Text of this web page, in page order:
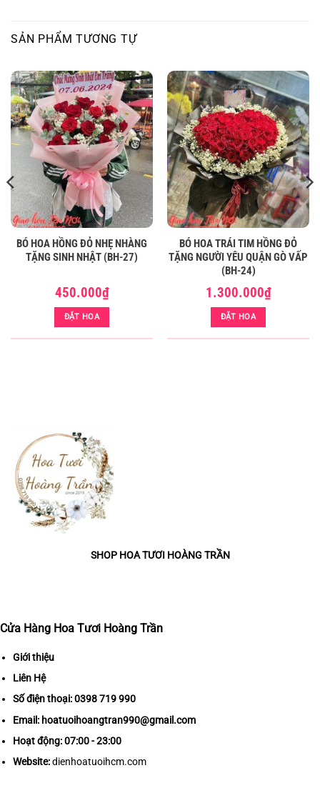
SẢN PHẨM TƯƠNG TỰ
BÓ HOA HỒNG ĐỎ NHẸ NHÀNG
TẶNG SINH NHẬT (BH-27)
450.000₫
ĐẶT HOA
BÓ HOA TRÁI TIM HỒNG ĐỎ
TẶNG NGƯỜI YÊU QUẬN GÒ VẤP
(BH-24)
1.300.000₫
ĐẶT HOA
SHOP HOA TƯƠI HOÀNG TRẦN
Cửa Hàng Hoa Tươi Hoàng Trần
Giới thiệu
Liên Hệ
Số điện thoại:0398 719 990
Email: hoatuoihoangtran990@gmail.com
Hoạt động: 07:00 - 23:00
Website: dienhoatuoihcm.com